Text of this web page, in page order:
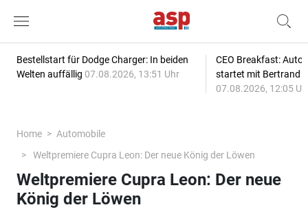
Bestellstart für Dodge Charger: In beiden
Welten auffällig 07.08.2026, 13:51 Uhr
CEO Breakfast:
startet mit Bertrand
07.08.2026, 12:05
Home
Automobile
Weltpremiere Cupra Leon: Der neue König der Löwen
Weltpremiere Cupra Leon: Der neue
König der Löwen